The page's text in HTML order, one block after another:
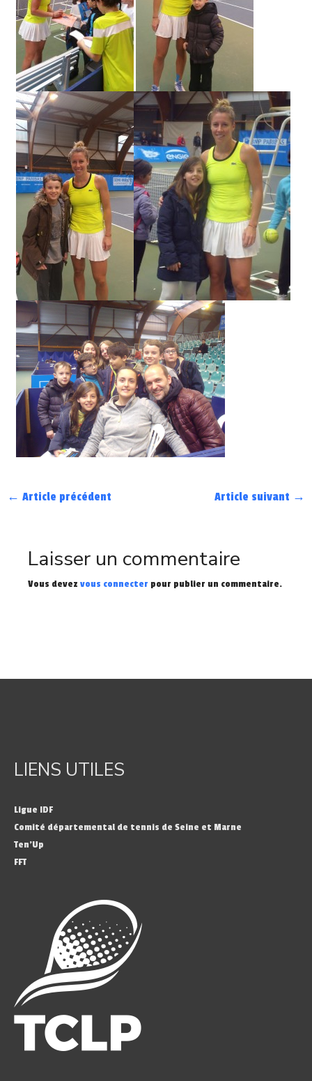
← Article précédent Article suivant →
Laisser un commentaire
Vous devezvous connecter pour publier un commentaire.
LIENS UTILES
Ligue IDF
Comité départemental de tennis de Seine et Marne
Ten’Up
FFT